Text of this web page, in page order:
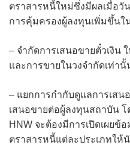
ตราสารหนี้ใหม่ซึ่งมีผลเมื่อวั
การคุ้มครองผู้ลงทุนเพิ่มขึ้นใ
– จำกัดการเสนอขายตั๋วเงิน
และการขายในวงจำกัดเท่านั้
– แยกการกำกับดูแลการเสน
เสนอขายต่อผู้ลงทุนสถาบัน
HNW จะต้องมีการเปิดเผย
ตราสารหนี้แต่ละประเภทให้